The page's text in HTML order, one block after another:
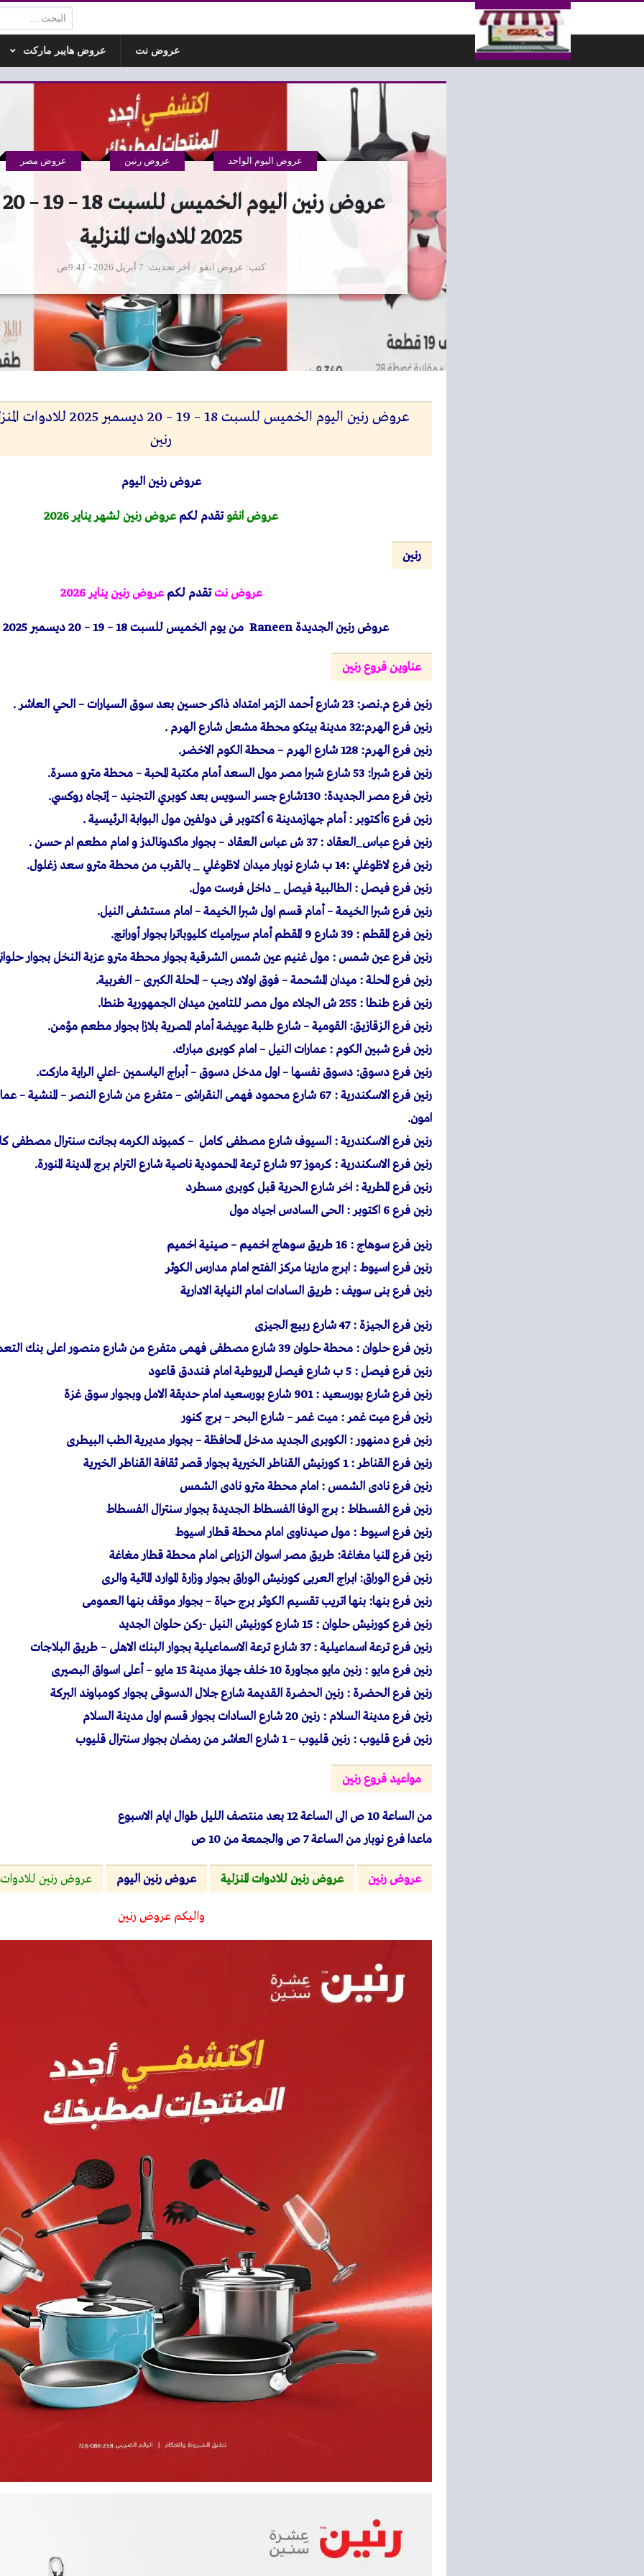
التخطي إلى المحتوى
البحث:
عروض نت عروض هايبر ماركت
2025 للادوات المنزلية
كتب عروض انفو
عروض اليوم الواحد عروض رنين عروض مصر
آخر تحديث 7 أبريل 2026 - 9:41ص
عروض رنين اليوم الخميس للسبت 18
رنين
عروض رنين اليوم
عروض انفوتقدم لكمعروض رنين لشهر يناير 2026
رنين
عروض نتتقدم لكمعروض رنين يناير 2026
عروض رنين الجديدة Raneen من يوم الخميس للسبت 18 – 19 – 20 ديسمبر 2025 للادوات المنزلية
عناوين فروع رنين
رنينفرع م.نصر: 23 شارع أحمد الزمر امتداد ذاكر حسين بعد سوق السيارات – الحي العاشر .
رنينفرع الهرم:32 مدينة بيتكو محطة مشعل شارع الهرم .
رنينفرع الهرم: 128 شارع الهرم – محطة الكوم الاخضر.
رنينفرع شبرا: 53 شارع شبرا مصر مول السعد أمام مكتبة المحبة – محطة مترو مسرة.
رنينفرع مصر الجديدة: 130شارع جسر السويس بعد كوبري التجنيد – إتجاه روكسي.
رنينفرع 6أكتوبر : أمام جهازمدينة 6 أكتوبر فى دولفين مول البوابة الرئيسية .
رنينفرع عباس_العقاد : 37 ش عباس العقاد – بجوار ماكدونالدز و امام مطعم ام حسن .
رنينفرع لاظوغلي :14 ب شارع نوبار ميدان لاظوغلي _ بالقرب من محطة مترو سعد زغلول.
رنينفرع فيصل : الطالبية فيصل _ داخل فرست مول.
رنينفرع شبرا الخيمة – أمام قسم اول شبرا الخيمة – امام مستشفى النيل.
رنينفرع المقطم : 39 شارع 9 المقطم أمام سيراميك كليوباترا بجوار أورانج.
رنينفرع عين شمس : مول غنيم عين شمس الشرقية بجوار محطة مترو عزبة النخل بجوار
رنينفرع المحلة : ميدان المشحمة – فوق اولاد رجب – المحلة الكبرى – الغربية.
رنينفرع طنطا : 255 ش الجلاء مول مصر للتامين ميدان الجمهورية طنطا.
رنينفرع الزقازيق: القومية – شارع طلبة عويضة أمام المصرية بلازا بجوار مطعم مؤمن.
رنينفرع شبين الكوم : عمارات النيل – امام كوبرى مبارك.
رنينفرع دسوق: دسوق نفسها – اول مدخل دسوق – أبراج الياسمين -اعلي الراية ماركت.
رنين
فرع الاسكندرية : 67 شارع محمود فهمى النقراشى – متفرع من شارع النصر –
امون.
رنينفرع الاسكندرية : السيوف شارع مصطفى كامل – كمبوند الكرمه بجانت سنترال مصطفى
رنينفرع الاسكندرية : كرموز 97 شارع ترعة المحمودية ناصية شارع الترام برج المدينة المنورة.
رنينفرع المطرية : اخر شارع الحرية قبل كوبرى مسطرد
رنينفرع 6 اكتوبر : الحى السادس اجياد مول
رنينفرع سوهاج : 16 طريق سوهاج اخميم – صينية اخميم
رنينفرع اسيوط : ابرج مارينا مركز الفتح امام مدارس الكوثر
رنينفرع بنى سويف : طريق السادات امام النيابة الادارية
رنينفرع الجيزة : 47 شارع ربيع الجيزى
رنينفرع حلوان : محطة حلوان 39 شارع مصطفى فهمى متفرع من شارع منصور اعلى بنك التعمير والاسكان
رنينفرع فيصل : 5 ب شارع فيصل المريوطية امام فنددق قاعود
رنينفرع شارع بورسعيد : 901 شارع بورسعيد امام حديقة الامل وبجوار سوق غزة
رنينفرع ميت غمر : ميت غمر – شارع البحر – برج كنور
رنينفرع دمنهور : الكوبرى الجديد مدخل المحافظة – بجوار مديرية الطب البيطرى
رنينفرع القناطر : 1 كورنيش القناطر الخيرية بجوار قصر ثقافة القناطر الخيرية
رنين فرع نادى الشمس : امام محطة مترو نادى الشمس
رنين فرع الفسطاط : برج الوفا الفسطاط الجديدة بجوار سنترال الفسطاط
رنين فرع اسيوط : مول صيدناوى امام محطة قطار اسيوط
رنين فرع المنيا مغاغة: طريق مصر اسوان الزراعى امام محطة قطار مغاغة
رنين فرع الوراق: ابراج العربى كورنيش الوراق بجوار وزارة الموارد المائية والرى
رنين فرع بنها: بنها اتريب تقسيم الكوثر برج حياة – بجوار موقف بنها العمومى
رنين فرع كورنيش حلوان : 15 شارع كورنيش النيل -ركن حلوان الجديد
رنين فرع ترعة اسماعيلية : 37 شارع ترعة الاسماعيلية بجوار البنك الاهلى – طريق البلاجات
رنين فرع مايو : رنين مايو مجاورة 10 خلف جهاز مدينة 15 مايو – أعلى اسواق البصيرى
رنين فرع الحضرة : رنين الحضرة القديمة شارع جلال الدسوقى بجوار كومباوند البركة
رنين فرع مدينة السلام : رنين 20 شارع السادات بجوار قسم اول مدينة السلام
رنين فرع قليوب : رنين قليوب – 1 شارع العاشر من رمضان بجوار سنترال قليوب
مواعيد فروع رنين
من الساعة 10 ص الى الساعة 12 بعد منتصف الليل طوال ايام الاسبوع
ماعدا فرع نوبار من الساعة 7 ص والجمعة من 10 ص
عروض رنين عروض رنين للادوات المنزلية عروض رنين اليوم عروض رنين للادوات
واليكم عروض رنين